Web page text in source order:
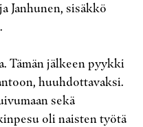
Janhunen, sisäkkö
Tämän jälkeen pyykki
huuhdottavaksi.
sekä
oli naisten työtä